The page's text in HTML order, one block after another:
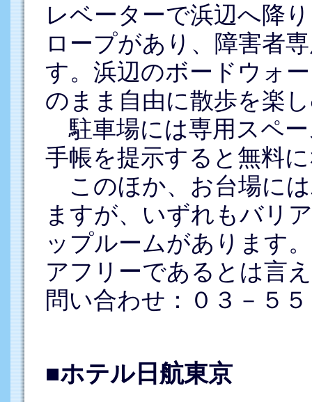
レベーターで浜辺へ降
ロープがあり、障害者
す。浜辺のボードウォ
のまま自由に散歩を楽
駐車場には専用スペ
手帳を提示すると無料
このほか、お台場に
ますが、いずれもバリ
ップルームがあります
アフリーであるとは言
問い合わせ：０３－５
■ホテル日航東京